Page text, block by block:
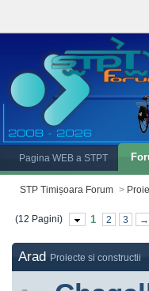
Pagina WEB a STPT
STP Timișoara Forum >
(12 Pagini) 1 2 3 →
Arad Proiecte si constructii